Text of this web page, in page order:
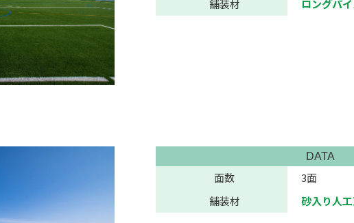
舗装材
ロングパ
DATA
面数
3面
舗装材
砂入り人